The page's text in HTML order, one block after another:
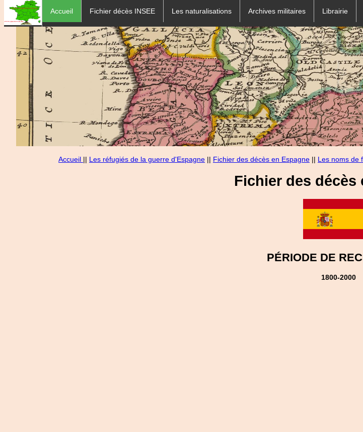
Accueil Fichier décès INSEE Les naturalisations Archives militaires Librairie
Accueil || Les réfugiés de la guerre d'Espagne || Fichier des décès en Espagne || Les noms de
Fichier des décès
PÉRIODE DE
1800-2000